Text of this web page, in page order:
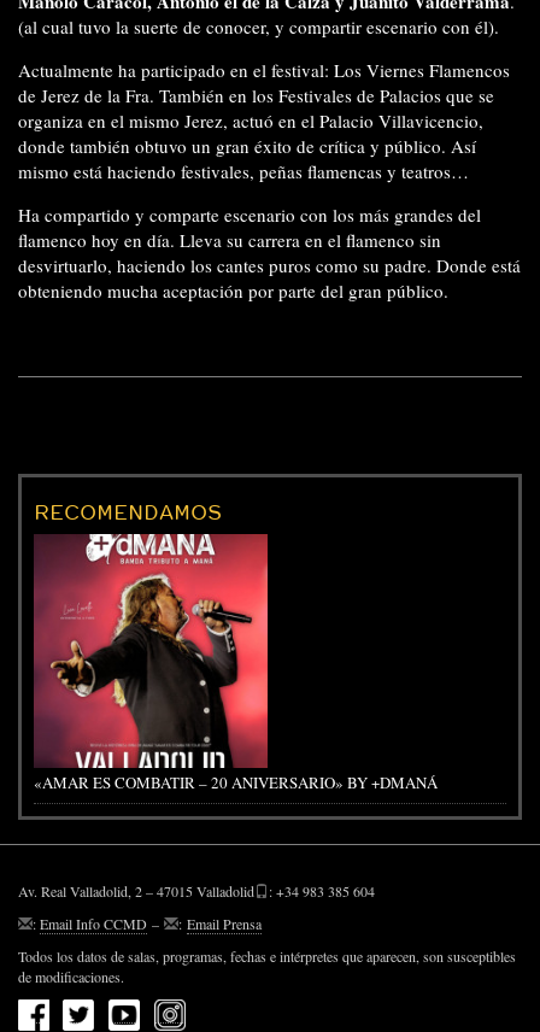
(al cual tuvo la suerte de conocer, y compartir escenario con él).
Actualmente ha participado en el festival: Los Viernes Flamencos
de Jerez de la Fra. También en los Festivales de Palacios que se
organiza en el mismo Jerez, actuó en el Palacio Villavicencio,
donde también obtuvo un gran éxito de crítica y público. Así
mismo está haciendo festivales, peñas flamencas y teatros…
Ha compartido y comparte escenario con los más grandes del
flamenco hoy en día. Lleva su carrera en el flamenco sin
desvirtuarlo, haciendo los cantes puros como su padre. Donde está
obteniendo mucha aceptación por parte del gran público.
RECOMENDAMOS
«AMAR ES COMBATIR – 20 ANIVERSARIO» BY +DMANÁ
Av. Real Valladolid, 2 – 47015 Valladolid
: +34 983 385 604
:Email Info CCMD – : Email Prensa
Todos los datos de salas, programas, fechas e intérpretes que aparecen, son susceptibles
de modificaciones.